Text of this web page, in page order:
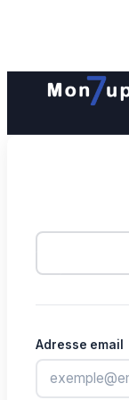
Adresse email